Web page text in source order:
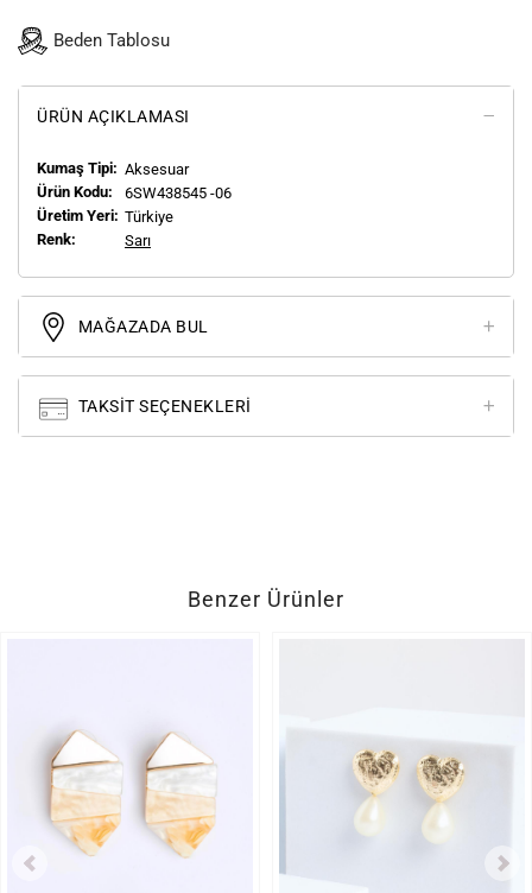
Beden Tablosu
ÜRÜN AÇIKLAMASI
Kumaş Tipi: Aksesuar
Ürün Kodu:
6SW438545 -06
Üretim Yeri: Türkiye
Renk:
Sarı
MAĞAZADA BUL
TAKSIT SEÇENEKLERI
Benzer Ürünler